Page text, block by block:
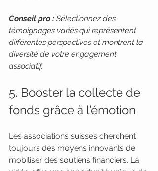
Conseil pro : Sélectionnez des
témoignages variés qui représentent
différentes perspectives et montrent la
diversité de votre engagement
associatif.
5. Booster la collecte de
fonds grâce à l’émotion
Les associations suisses cherchent
toujours des moyens innovants de
mobiliser des soutiens financiers. La